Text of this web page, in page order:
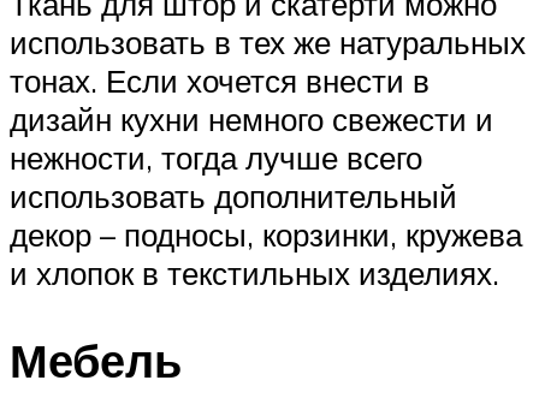
использовать в тех же натуральных
тонах. Если хочется внести в
дизайн кухни немного свежести и
нежности, тогда лучше всего
использовать дополнительный
декор – подносы, корзинки, кружева
и хлопок в текстильных изделиях.
Мебель